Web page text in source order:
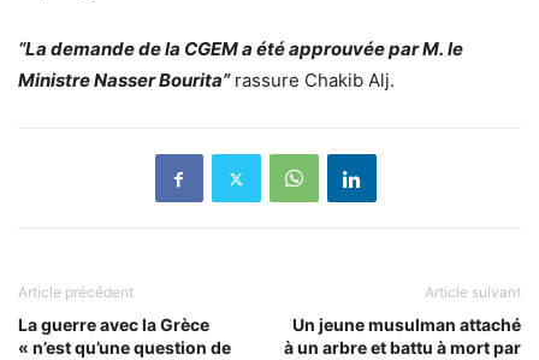
“La demande de la CGEM a été approuvée par M. le
Ministre Nasser Bourita”rassure Chakib Alj.
Article précédent
La guerre avec la Grèce
« n’est qu’une question de
Article suivant
Un jeune musulman attaché
à un arbre et battu à mort par